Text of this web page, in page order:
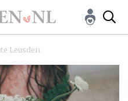
Leusden